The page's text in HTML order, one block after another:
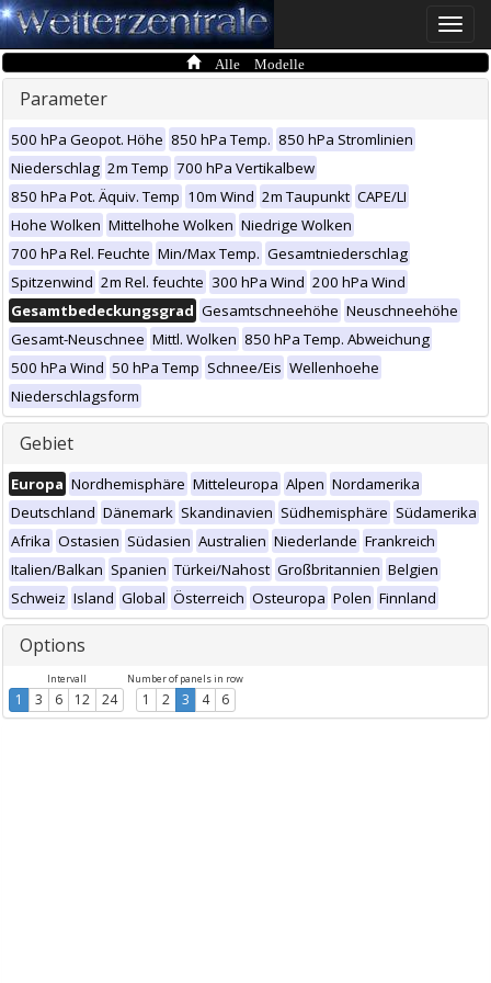
Toggle
Alle Modelle
Parameter
500 hPa Geopot. Höhe 850 hPa Temp. 850 hPa Stromlinien
Niederschlag 2m Temp 700 hPa Vertikalbew
850 hPa Pot. Äquiv. Temp 10m Wind 2m Taupunkt CAPE/LI
Hohe Wolken Mittelhohe Wolken Niedrige Wolken
700 hPa Rel. Feuchte Min/Max Temp. Gesamtniederschlag
Spitzenwind 2m Rel. feuchte 300 hPa Wind 200 hPa Wind
Gesamtbedeckungsgrad Gesamtschneehöhe Neuschneehöhe
Gesamt-Neuschnee Mittl. Wolken 850 hPa Temp. Abweichung
500 hPa Wind 50 hPa Temp Schnee/Eis Wellenhoehe
Niederschlagsform
Gebiet
Europa Nordhemisphäre Mitteleuropa Alpen Nordamerika
Deutschland Dänemark Skandinavien Südhemisphäre Südamerika
Afrika Ostasien Südasien Australien Niederlande Frankreich
Italien/Balkan Spanien Türkei/Nahost Großbritannien Belgien
Schweiz Island Global Österreich Osteuropa Polen Finnland
Options
Intervall
1 3 6 12 24
Number of panels in row
1 2 3 4 6